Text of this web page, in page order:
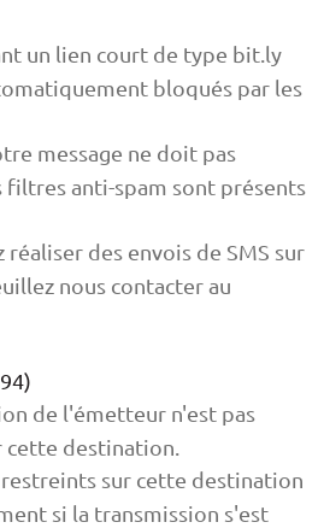
un lien court de type bit.ly
bloqués par les
message ne doit pas
filtres anti-spam sont présents
réaliser des envois de SMS sur
nous contacter au
de l'émetteur n'est pas
cette destination.
restreints sur cette destination
si la transmission s'est